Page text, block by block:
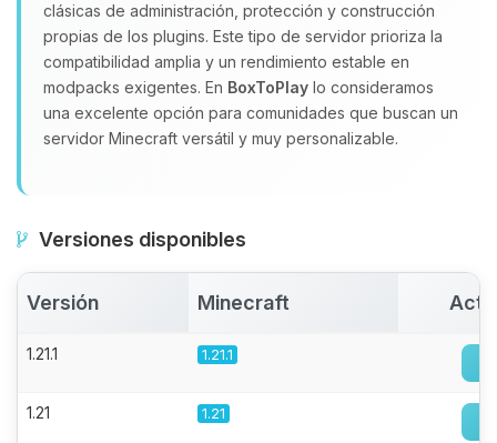
clásicas de administración, protección y construcción
propias de los plugins. Este tipo de servidor prioriza la
compatibilidad amplia y un rendimiento estable en
modpacks exigentes. En BoxToPlay lo consideramos
una excelente opción para comunidades que buscan un
servidor Minecraft versátil y muy personalizable.
Versiones disponibles
Versión Minecraft
1.21.1 1.21.1
1.21 1.21